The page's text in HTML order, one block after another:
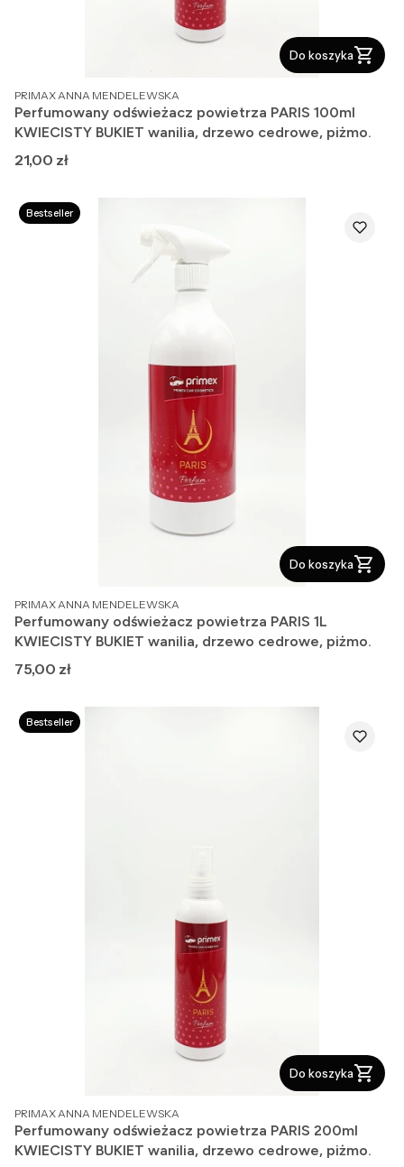
Do koszyka
PRODUCENT
PRIMAX ANNA MENDELEWSKA
Perfumowany odświeżacz powietrza PARIS 100ml
KWIECISTY BUKIET wanilia, drzewo cedrowe, piżmo.
Cena
21,00 zł
Bestseller
Do koszyka
PRODUCENT
PRIMAX ANNA MENDELEWSKA
Perfumowany odświeżacz powietrza PARIS 1L
KWIECISTY BUKIET wanilia, drzewo cedrowe, piżmo.
Cena
75,00 zł
Bestseller
Do koszyka
PRODUCENT
PRIMAX ANNA MENDELEWSKA
Perfumowany odświeżacz powietrza PARIS 200ml
KWIECISTY BUKIET wanilia, drzewo cedrowe, piżmo.